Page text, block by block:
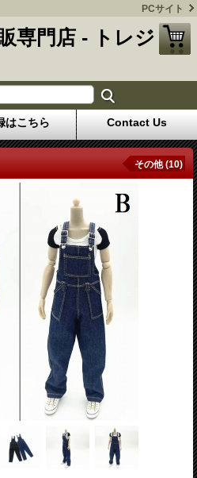
PCサイト
専門店 - トレジ
はこちら Contact Us
その他 (10)